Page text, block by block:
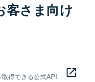
客さま向け
得できる公式API